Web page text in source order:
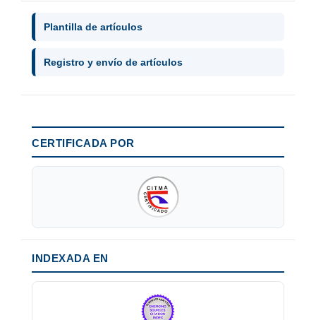
Plantilla de artículos
Registro y envío de artículos
CERTIFICADA POR
INDEXADA EN